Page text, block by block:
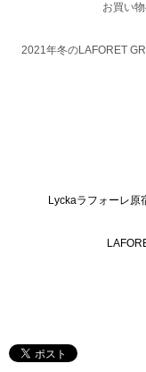
お買い
2021年冬のLAFORET
Lyckaラフォーレ原